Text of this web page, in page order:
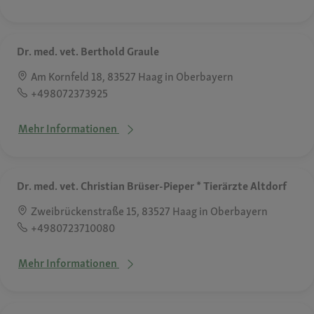
Dr. med. vet. Berthold Graule
Am Kornfeld 18, 83527 Haag in Oberbayern
+498072373925
Mehr Informationen
Dr. med. vet. Christian Brüser-Pieper * Tierärzte Altdorf
Zweibrückenstraße 15, 83527 Haag in Oberbayern
+4980723710080
Mehr Informationen